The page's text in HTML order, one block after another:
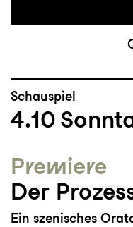
Schauspiel
4.10
Premiere
Der
Ein szenisches